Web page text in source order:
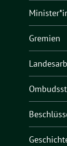
Gremien